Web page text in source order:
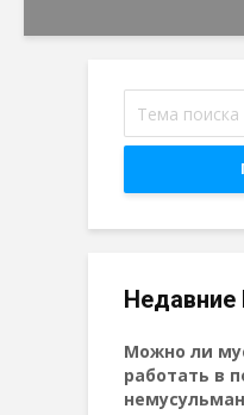
Можно ли
работать в